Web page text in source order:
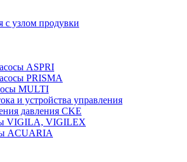
с узлом продувки
ASPRI
PRISMA
MULTI
и устройства управления
давления CKE
VIGILA, VIGILEX
ACUARIA